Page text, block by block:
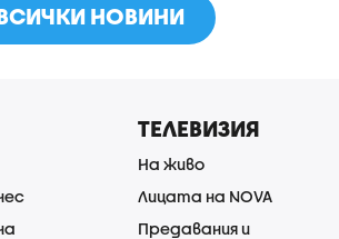
НОВИНИ
ТЕЛЕВИЗИЯ
На живо
Лицата на NOVA
Предавания и